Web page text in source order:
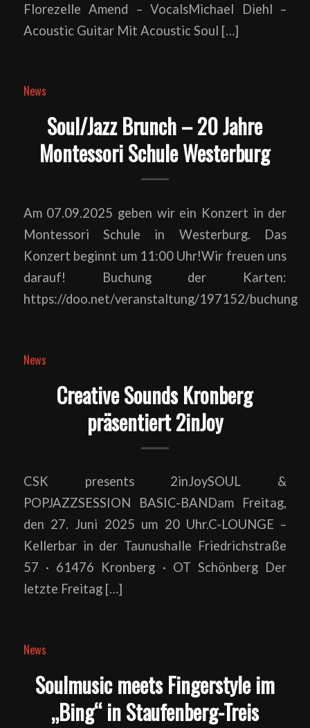
Florezelle Amend – VocalsMichael Diehl –
Acoustic Guitar Mit Acoustic Soul […]
News
Soul/Jazz Brunch – 20 Jahre
Montessori Schule Westerburg
Am 07.09.2025 geben wir ein Konzert in der
Montessori Schule in Westerburg. Das
Konzert beginnt um 11:00 Uhr!Wir freuen uns
darauf! Buchung der Karten:
https://doo.net/veranstaltung/197152/buchung
News
Creative Sounds Kronberg
präsentiert 2inJoy
CSK presents 2inJoySOUL &
POPJAZZSESSION BASIC-BANDam Freitag,
den 27. Juni 2025 um 20 Uhr.C-LOUNGE –
Kellerbar in der Taunushalle Friedrichstraße
57 · 61476 Kronberg · OT Schönberg Der
letzte Freitag […]
News
Soulmusic meets Fingerstyle im
„Bing“ in Staufenberg-Treis